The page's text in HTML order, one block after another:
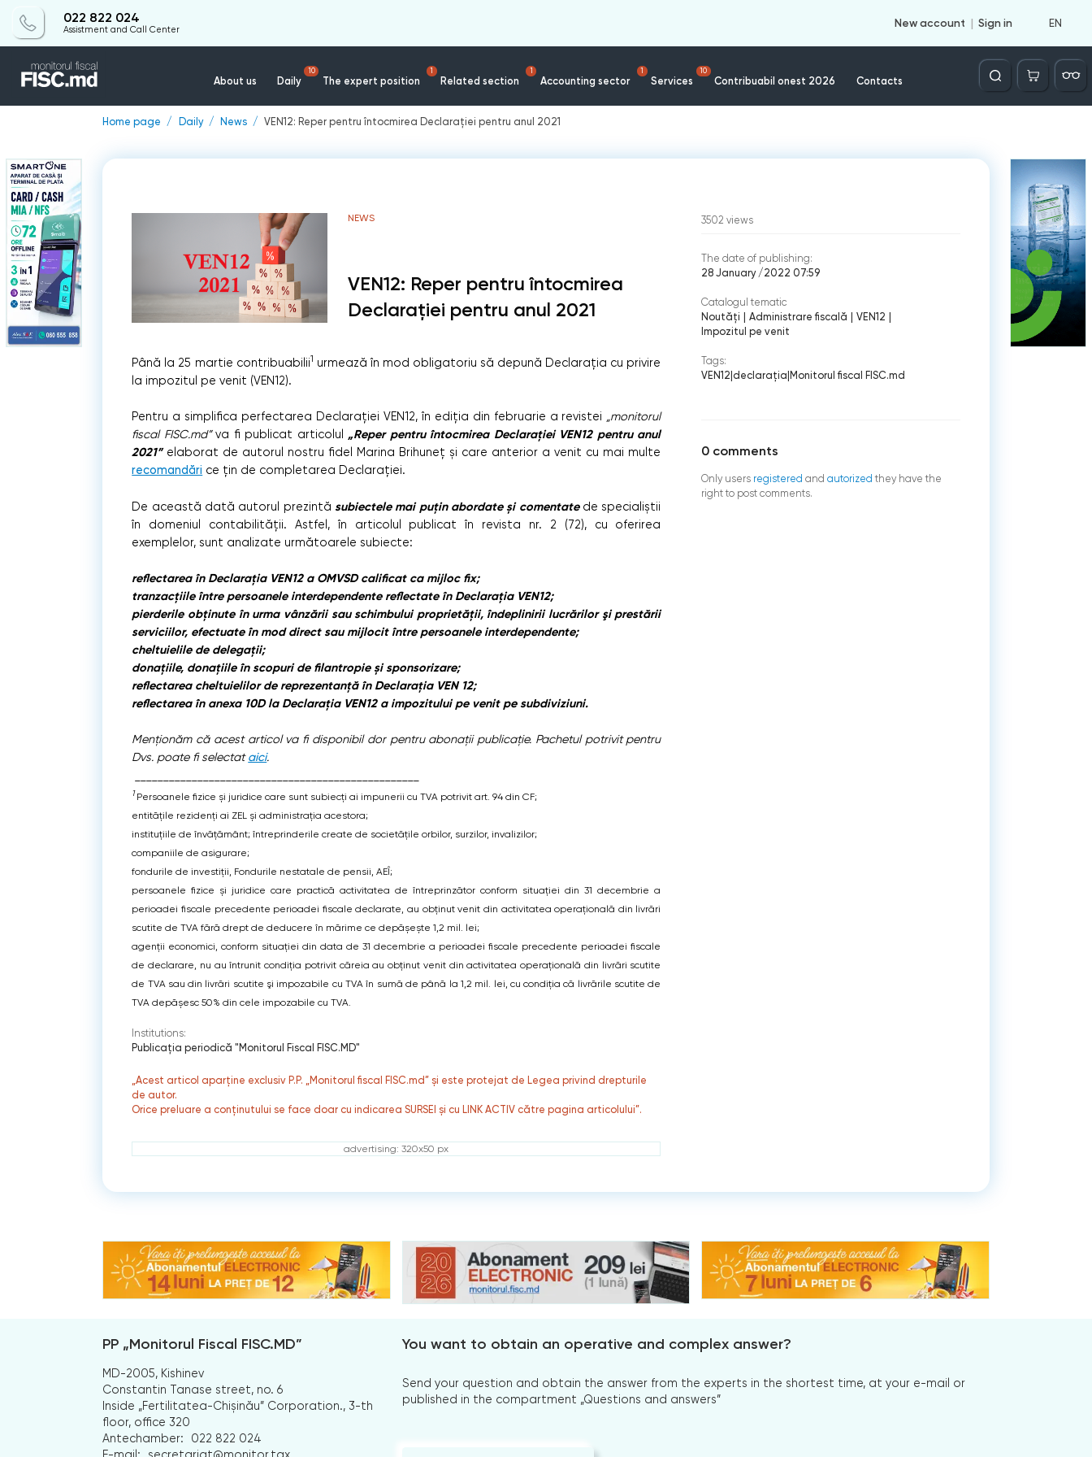
022 822 024
Assistment and Call Center
New account Sign in EN
About us Daily
10
The expert position
1
Related section
1
Accounting sector
1
Services
10
Contribuabil onest 2026 Contacts
Căutare
Home page Daily News VEN12: Reper pentru întocmirea Declarației pentru anul 2021
NEWS
VEN12: Reper pentru întocmirea
Declarației pentru anul 2021
Până la 25 martie contribuabilii1 urmează în mod obligatoriu să depună Declarația cu privire
la impozitul pe venit (VEN12).
Pentru a simplifica perfectarea Declarației VEN12, în ediția din februarie a revistei „monitorul
fiscal FISC.md”va fi publicat articolul „Reper pentru întocmirea Declarației VEN12 pentru anul
2021”elaborat de autorul nostru fidel Marina Brihuneț și care anterior a venit cu mai multe
recomandări ce țin de completarea Declarației.
De această dată autorul prezintă subiectele mai puțin abordate și comentatede specialiștii
în domeniul contabilității. Astfel, în articolul publicat în revista nr. 2 (72), cu oferirea
exemplelor, sunt analizate următoarele subiecte:
reflectarea în Declarația VEN12 a OMVSD calificat ca mijloc fix;
tranzacțiile între persoanele interdependente reflectate în Declarația VEN12;
pierderile obținute în urma vânzării sau schimbului proprietății, îndeplinirii lucrărilor şi prestării
serviciilor, efectuate în mod direct sau mijlocit între persoanele interdependente;
cheltuielile de delegații;
donațiile, donațiile în scopuri de filantropie și sponsorizare;
reflectarea cheltuielilor de reprezentanță în Declarația VEN 12;
reflectarea în anexa 10D la Declarația VEN12 a impozitului pe venit pe subdiviziuni.
Menționăm că acest articol va fi disponibil dor pentru abonații publicație. Pachetul potrivit pentru
Dvs. poate fi selectataici.
1Persoanele fizice și juridice care sunt subiecți ai impunerii cu TVA potrivit art. 94 din CF;
entitățile rezidenți ai ZEL și administrația acestora;
instituțiile de învățământ; întreprinderile create de societățile orbilor, surzilor, invalizilor;
companiile de asigurare;
fondurile de investiții, Fondurile nestatale de pensii, AEÎ;
persoanele fizice și juridice care practică activitatea de întreprinzător conform situației din 31 decembrie a
perioadei fiscale precedente perioadei fiscale declarate, au obținut venit din activitatea operațională din livrări
scutite de TVA fără drept de deducere în mărime ce depășește 1,2 mil. lei;
agenții economici, conform situației din data de 31 decembrie a perioadei fiscale precedente perioadei fiscale
de declarare, nu au întrunit condiția potrivit căreia au obținut venit din activitatea operațională din livrări scutite
de TVA sau din livrări scutite şi impozabile cu TVA în sumă de până la 1,2 mil. lei, cu condiția că livrările scutite de
TVA depășesc 50% din cele impozabile cu TVA.
Institutions:
Publicaţia periodică "Monitorul Fiscal FISC.MD"
„Acest articol aparține exclusiv P.P. „Monitorul fiscal FISC.md” și este protejat de Legea privind drepturile
de autor.
Orice preluare a conținutului se face doar cu indicarea SURSEI și cu LINK ACTIV către pagina articolului”.
advertising: 320x50 px
3502 views
The date of publishing:
28 January /2022 07:59
Catalogul tematic
Noutăți
Administrare fiscală VEN12
Impozitul pe venit
Tags:
VEN12 declaraţia Monitorul fiscal FISC.md
0 comments
Only users registered and autorized they have the
right to post comments.
PP „Monitorul Fiscal FISC.MD”
MD-2005, Kishinev
Constantin Tanase street, no. 6
Inside „Fertilitatea-Chișinău” Corporation., 3-th
floor, office 320
Antechamber:
022 822 024
You want to obtain an operative and complex answer?
Send your question and obtain the answer from the experts in the shortest time, at your e-mail or
published in the compartment „Questions and answers”